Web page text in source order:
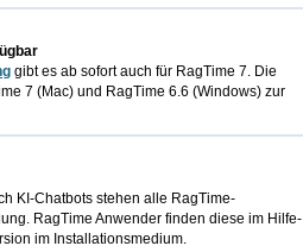
gibt es ab sofort auch für RagTime 7. Die
7 (Mac) und RagTime 6.6 (Windows) zur
KI-Chatbots stehen alle RagTime-
RagTime Anwender finden diese im Hilfe-
im Installationsmedium.